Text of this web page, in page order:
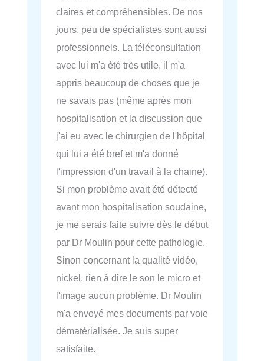
claires et compréhensibles. De nos
jours, peu de spécialistes sont aussi
professionnels. La téléconsultation
avec lui m'a été très utile, il m'a
appris beaucoup de choses que je
ne savais pas (même après mon
hospitalisation et la discussion que
j'ai eu avec le chirurgien de l'hôpital
qui lui a été bref et m'a donné
l'impression d'un travail à la chaine).
Si mon problème avait été détecté
avant mon hospitalisation soudaine,
je me serais faite suivre dès le début
par Dr Moulin pour cette pathologie.
Sinon concernant la qualité vidéo,
nickel, rien à dire le son le micro et
l'image aucun problème. Dr Moulin
m'a envoyé mes documents par voie
dématérialisée. Je suis super
satisfaite.